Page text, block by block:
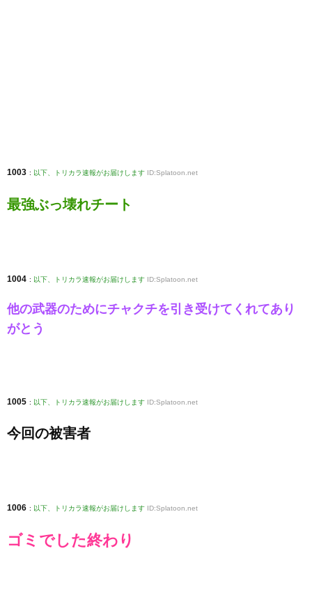
1003 : 以下、トリカラ速報がお届けします ID:Splatoon.net
最強ぶっ壊れチート
1004 : 以下、トリカラ速報がお届けします ID:Splatoon.net
他の武器のためにチャクチを引き受けてくれてあり
がとう
1005 : 以下、トリカラ速報がお届けします ID:Splatoon.net
今回の被害者
1006 : 以下、トリカラ速報がお届けします ID:Splatoon.net
ゴミでした終わり